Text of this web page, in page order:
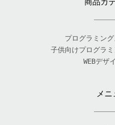
プログラミン
子供向けプログラ
WEBデザ
メニ